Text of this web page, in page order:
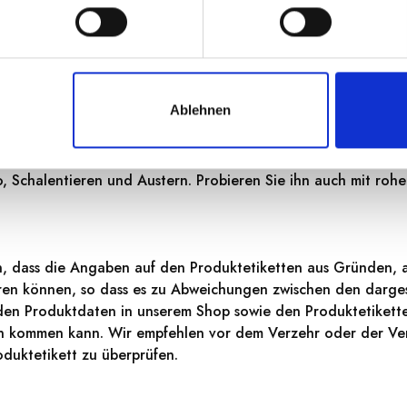
Ablehnen
und einem sehr interessanten blumigen Bouquet,
Schalentieren und Austern. Probieren Sie ihn auch mit
dass die Angaben auf den Produktetiketten aus Gründen,
können, so dass es zu Abweichungen zwischen den
Produktdaten in unserem Shop sowie den
kann. Wir empfehlen vor dem Verzehr oder der
zu überprüfen.